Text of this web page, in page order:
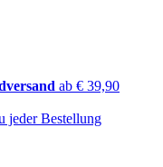
ab € 39,90
jeder Bestellung